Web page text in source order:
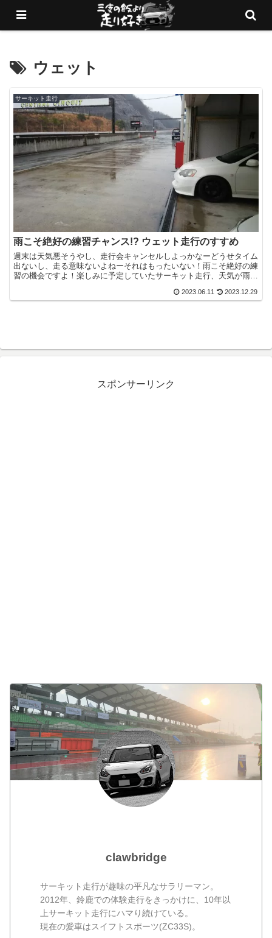
愛車でサーキットを走りまくるブログ
ウェット
サーキット走行
雨こそ絶好の練習チャンス!? ウェット走行のすすめ
週末は天気悪そうやし、走行会キャンセルしよっかなーどうせタイム
出ないし、走る意味ないよねーそれはもったいない！雨こそ絶好の練
習の機会ですよ！楽しみに予定していたサーキット走行、天気が雨だ
2023.06.11 2023.12.29
スポンサーリンク
clawbridge
サーキット走行が趣味の平凡なサラリーマン。
2012年、鈴鹿での体験走行をきっかけに、10年以
上サーキット走行にハマり続けている。
現在の愛車はスイフトスポーツ(ZC33S)。